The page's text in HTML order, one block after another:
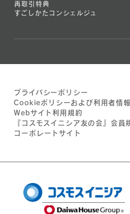
再取引特典
すごしかたコンシェルジュ
プライバシーポリシー
Cookieポリシーおよび利用者情
Webサイト利用規約
『コスモスイニシア友の会』会員
コーポレートサイト